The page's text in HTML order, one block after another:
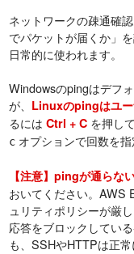
ネットワークの疎通確
でパケットが届くか」
日常的に使われます。
Windowsのpingはデフ
が、 Linuxのpingはユー
るにはCtrl + C を押し
c オプションで回数を指
【注意】pingが通らな
おいてください。AWS
ュリティポリシーが厳
応答をブロックしてい
も、SSHやHTTPは正常